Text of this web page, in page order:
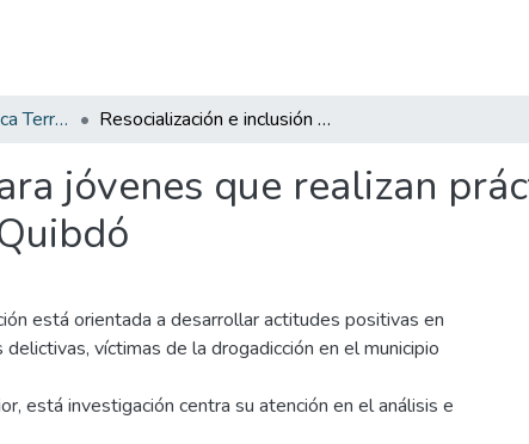
Administración Pública Territorial (APT) Resocialización e inclusión social para jóvenes que realizan prácticas delincuenciales en el municipio de Quibdó
jóvenes que realizan
está orientada a desarrollar actitudes positivas en
víctimas de la drogadicción en el municipio
está investigación centra su atención en el análisis e